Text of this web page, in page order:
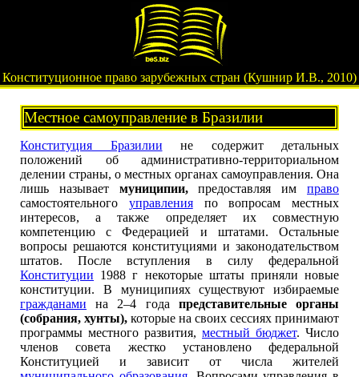
Конституционное право зарубежных стран (Кушнир И.В., 2010)
Местное самоуправление в Бразилии
Конституция Бразилии не содержит детальных
положений об административно-территориальном
делении страны, о местных органах самоуправления. Она
лишь называет муниципии,предоставляя имправо
самостоятельного управленияпо вопросам местных
интересов, а также определяет их совместную
компетенцию с Федерацией и штатами. Остальные
вопросы решаются конституциями и законодательством
штатов. После вступления в силу федеральной
Конституции 1988 г некоторые штаты приняли новые
конституции. В муниципиях существуют избираемые
гражданами на 2–4 года представительные органы
(собрания, хунты), которые на своих сессиях принимают
программы местного развития, местный бюджет. Число
членов совета жестко установлено федеральной
Конституцией и зависит от числа жителей